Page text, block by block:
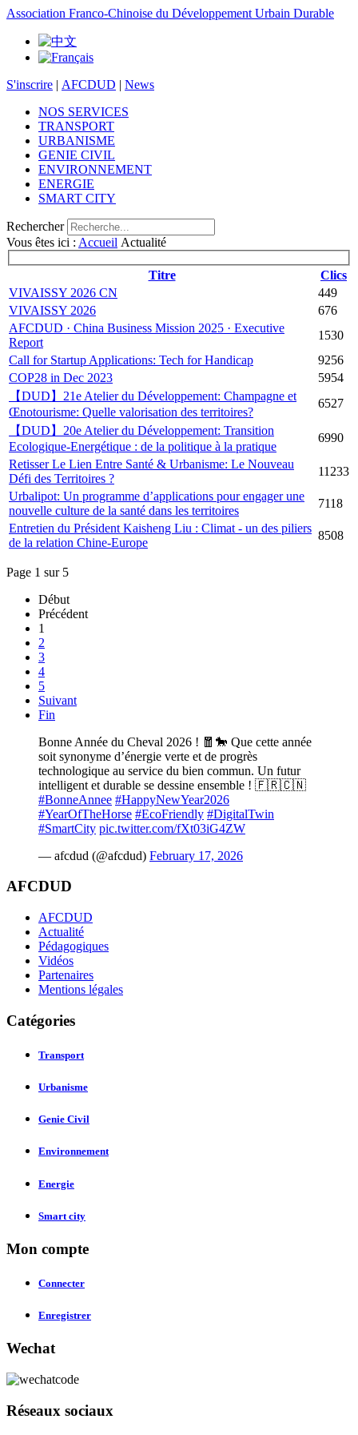
Association Franco-Chinoise du Développement Urbain Durable
S'inscrire | AFCDUD | News
NOS SERVICES
TRANSPORT
URBANISME
GENIE CIVIL
ENVIRONNEMENT
ENERGIE
SMART CITY
Rechercher
Vous êtes ici : Accueil Actualité
Titre
Clics
VIVAISSY 2026 CN
449
VIVAISSY 2026
676
AFCDUD · China Business Mission 2025 · Executive
Report
1530
Call for Startup Applications: Tech for Handicap
9256
COP28 in Dec 2023
5954
【DUD】21e Atelier du Développement: Champagne et
Œnotourisme: Quelle valorisation des territoires?
6527
【DUD】20e Atelier du Développement: Transition
Ecologique-Energétique : de la politique à la pratique
6990
Retisser Le Lien Entre Santé & Urbanisme: Le Nouveau
Défi des Territoires ?
11233
Urbalipot: Un programme d’applications pour engager une
nouvelle culture de la santé dans les territoires
7118
Entretien du Président Kaisheng Liu : Climat - un des piliers
de la relation Chine-Europe
8508
Page 1 sur 5
Début
Précédent
1
2
3
4
5
Suivant
Fin
Bonne Année du Cheval 2026 ! 🧧🐎 Que cette année
soit synonyme d’énergie verte et de progrès
technologique au service du bien commun. Un futur
intelligent et durable se dessine ensemble ! 🇫🇷🇨🇳
#BonneAnnee #HappyNewYear2026
#YearOfTheHorse #EcoFriendly #DigitalTwin
#SmartCity pic.twitter.com/fXt03iG4ZW
— afcdud (@afcdud) February 17, 2026
AFCDUD
AFCDUD
Actualité
Pédagogiques
Vidéos
Partenaires
Mentions légales
Catégories
Transport
Urbanisme
Genie Civil
Environnement
Energie
Smart city
Mon compte
Connecter
Enregistrer
Wechat
Réseaux sociaux